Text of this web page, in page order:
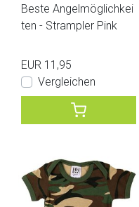
Beste Angelmöglichkei
ten - Strampler Pink
EUR 11,95
Vergleichen